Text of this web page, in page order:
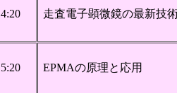
走査電子顕微鏡の最新技
EPMAの原理と応用